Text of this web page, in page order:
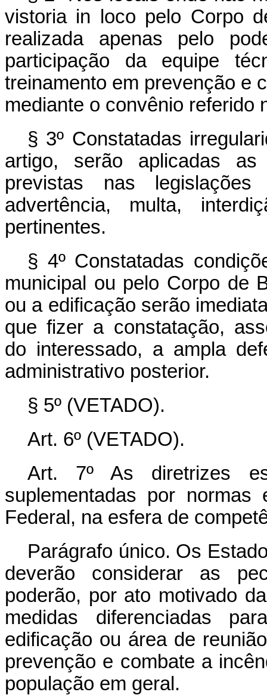
vistoria in loco pelo Corpo
realizada apenas pelo
participação da equipe
treinamento em prevenção e
mediante o convênio referido
§ 3º Constatadas
artigo, serão aplicadas as
previstas nas
advertência, multa,
pertinentes.
§ 4º Constatadas
municipal ou pelo Corpo de
ou a edificação serão
que fizer a constatação,
do interessado, a ampla
administrativo posterior.
§ 5º (VETADO).
Art. 6º (VETADO).
Art. 7º As diretrizes
suplementadas por
Federal, na esfera de
Parágrafo único. Os
deverão considerar as
poderão, por ato motivado
medidas diferenciadas
edificação ou área de
prevenção e combate a
população em geral.